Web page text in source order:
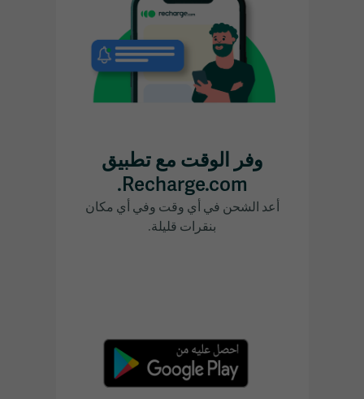
وفر الوقت مع تطبيق
Recharge.com.
أعد الشحن في أي وقت وفي أي مكان
بنقرات قليلة.